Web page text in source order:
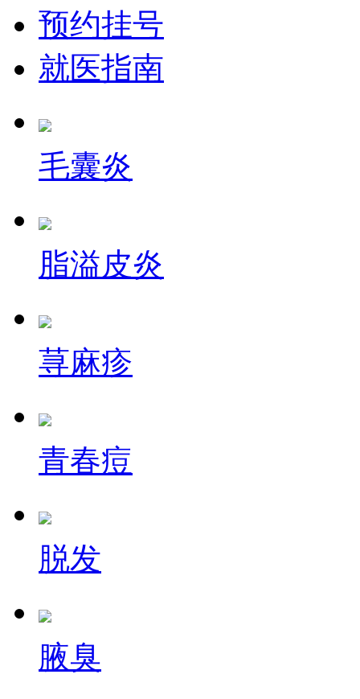
预约挂号
就医指南
毛囊炎
脂溢皮炎
荨麻疹
青春痘
脱发
腋臭